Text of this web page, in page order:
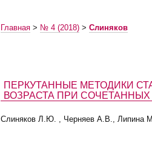
Главная> № 4 (2018)> Слиняков
ПЕРКУТАННЫЕ МЕТОДИКИ
ВОЗРАСТА ПРИ
Слиняков Л.Ю. , Черняев А.В., Липина